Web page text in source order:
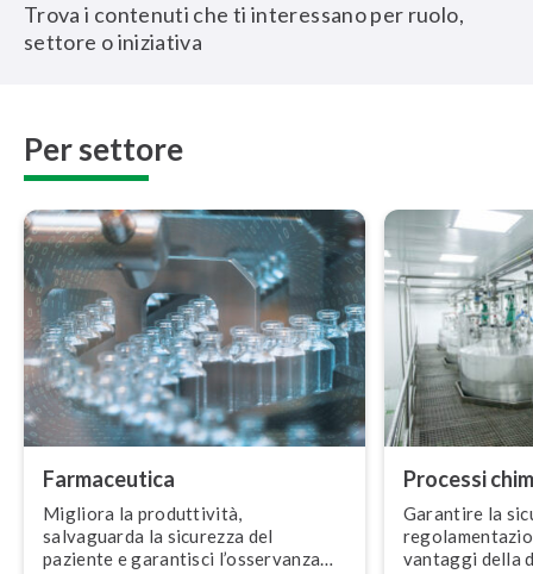
Trova i contenuti che ti interessano per ruolo,
settore o iniziativa
Per settore
Far­ma­ceu­ti­ca
Migliora la pro­dut­ti­vi­tà,
salvaguarda la sicurezza del
paziente e garantisci l’os­ser­van­za
Processi
Garantire la
vantaggi della